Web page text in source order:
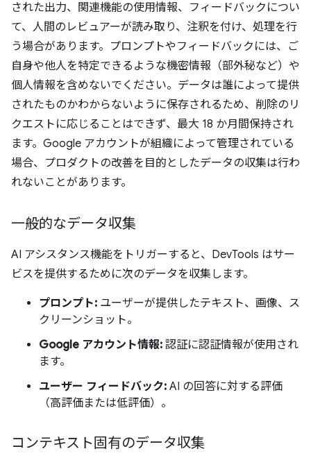
された出力、関連機能の使用情報、フィードバックについ
て、人間のレビュアーが読み取り、注釈を付け、処理を行
う場合があります。プロンプトやフィードバックには、ご
自身や他人を特定できるような機密情報（部外秘など）や
個人情報を含めないでください。データは誰によって提供
されたものかわからないように保存されるため、削除のリ
クエストに応じることはできず、最大 18 か月間保持され
ます。Google アカウントが組織によって管理されている
場合、プロダクトの改善を目的としたデータの収集は行わ
れないことがあります。
一般的なデータ収集
AI アシスタンス機能をトリガーすると、DevTools はサー
ビスを提供するために次のデータを収集します。
プロンプト: ユーザーが提供したテキスト、画像、ス
クリーンショット。
Google アカウント情報: 認証に認証情報が使用され
ます。
ユーザー フィードバック: AI の回答に対する評価
（高評価または低評価）。
コンテキスト固有のデータ収集